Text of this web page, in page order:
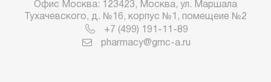
Офис Москва: 123423, Москва, ул. Маршала
Тухачевского, д. №16, корпус №1, помещеие №2
+7 (499) 191-11-89
pharmacy@gmc-a.ru